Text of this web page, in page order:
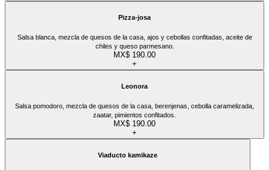
Pizza-josa
Salsa blanca, mezcla de quesos de la casa, ajos y cebollas confitadas, aceite de
chiles y queso parmesano.
MX$ 190.00
+
Leonora
Salsa pomodoro, mezcla de quesos de la casa, berenjenas, cebolla caramelizada,
zaatar, pimientos confitados.
MX$ 190.00
+
Viaducto kamikaze